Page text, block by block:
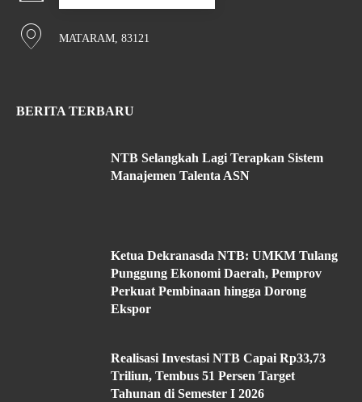
MATARAM, 83121
BERITA TERBARU
NTB Selangkah Lagi Terapkan Sistem
Manajemen Talenta ASN
Ketua Dekranasda NTB: UMKM Tulang
Punggung Ekonomi Daerah, Pemprov
Perkuat Pembinaan hingga Dorong
Ekspor
Realisasi Investasi NTB Capai Rp33,73
Triliun, Tembus 51 Persen Target
Tahunan di Semester I 2026